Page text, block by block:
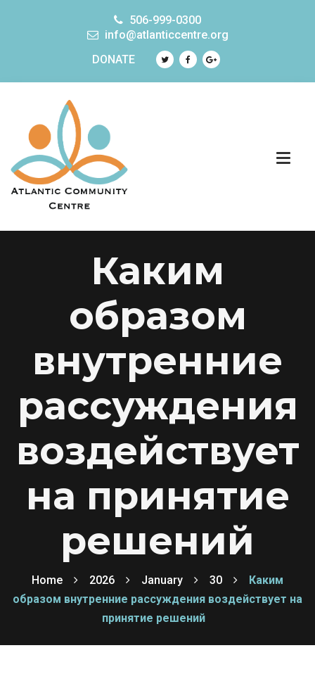
506-999-0300
info@atlanticcentre.org
DONATE
Каким
образом
внутренние
рассуждения
воздействует
на принятие
решений
Home 2026 January 30
Каким
образом внутренние рассуждения воздействует на
принятие решений